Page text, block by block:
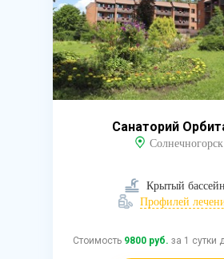
Санаторий
Солнечногорск
Крытый бассейн
Профилей
Стоимость 9800 руб. за 1 сутки